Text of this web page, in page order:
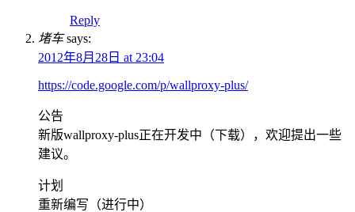
Reply
堵车 says:
2012年8月28日 at 23:04
https://code.google.com/p/wallproxy-plus/
公告
新版wallproxy-plus正在开发中（下载），欢迎提出一些
建议。
计划
重新编写（进行中）